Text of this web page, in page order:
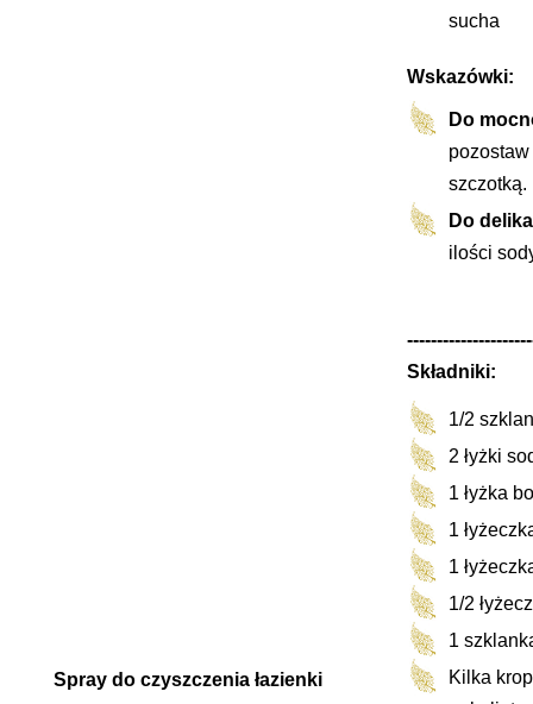
sucha
Wskazówki:
Do
szczotką.
Do
ilości
Spray do czyszczenia łazienki
Składniki:
1/2
2 łyżki
1 łyżka
1
1
1/2
1
Kilka